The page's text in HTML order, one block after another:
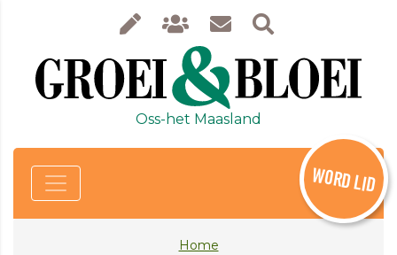
Oss-het Maasland
WORD LID
Home